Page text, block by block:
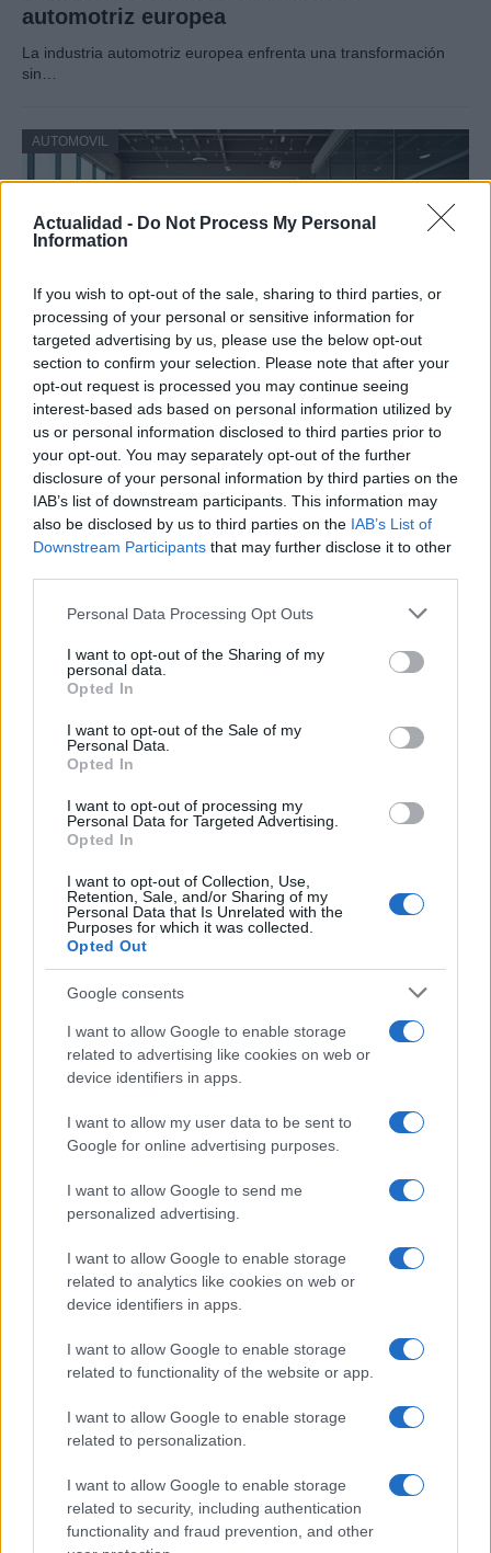
Actualidad - Do Not Process My Personal
Information
If you wish to opt-out of the sale, sharing to third parties, or
processing of your personal or sensitive information for
targeted advertising by us, please use the below opt-out
section to confirm your selection. Please note that after your
opt-out request is processed you may continue seeing
interest-based ads based on personal information utilized by
us or personal information disclosed to third parties prior to
your opt-out. You may separately opt-out of the further
disclosure of your personal information by third parties on the
IAB’s list of downstream participants. This information may
also be disclosed by us to third parties on the IAB’s List of
Downstream Participants that may further disclose it to other
Please note that this website/app uses one or more Google
not limited to your visit or usage behaviour. You may click to
grant or deny consent to Google and its third-party tags to
use your data for below specified purposes in below Google
consent section.
Personal Data Processing Opt Outs
I want to opt-out of the Sharing of my
personal data.
Opted In
I want to opt-out of the Sale of my
Personal Data.
Opted In
I want to opt-out of processing my
Personal Data for Targeted Advertising.
Opted In
I want to opt-out of Collection, Use,
Retention, Sale, and/or Sharing of my
Personal Data that Is Unrelated with the
Purposes for which it was collected.
Opted Out
Google consents
I want to allow Google to enable storage
related to advertising like cookies on web or
device identifiers in apps.
I want to allow my user data to be sent to
Google for online advertising purposes.
I want to allow Google to send me
personalized advertising.
I want to allow Google to enable storage
related to analytics like cookies on web or
device identifiers in apps.
I want to allow Google to enable storage
related to functionality of the website or app.
I want to allow Google to enable storage
related to personalization.
I want to allow Google to enable storage
related to security, including authentication
functionality and fraud prevention, and other
automotriz europea
La industria automotriz europea enfrenta una transformación
sin…
AUTOMOVIL
Cómo los vehículos chinos están
transformando el mercado automovilístico
en España
Los coches chinos están dominando el mercado español…
Compra tu coche de segunda mano en
¿Estás pensando en renovar tu coche? Apostar por…
AUTOMOVIL
Con el objetivo de determinar cuáles son…
AUTOMOVIL